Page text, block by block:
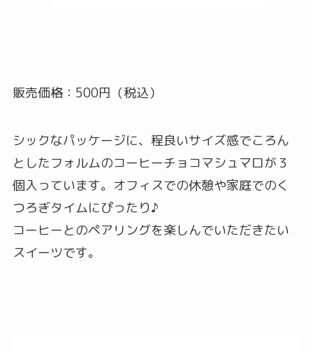
販売価格：500円（税込）
シックなパッケージに、程良いサイズ感でころん
としたフォルムのコーヒーチョコマシュマロが３
個入っています。オフィスでの休憩や家庭でのく
つろぎタイムにぴったり♪
コーヒーとのペアリングを楽しんでいただきたい
スイーツです。